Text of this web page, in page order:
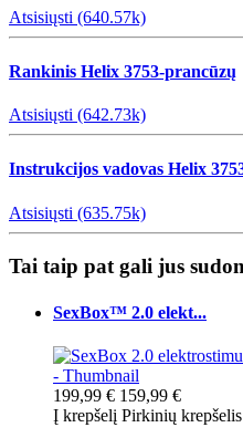
Atsisiųsti (640.57k)
Rankinis Helix 3753-prancūzų
Atsisiųsti (642.73k)
Instrukcijos vadovas Helix
Atsisiųsti (635.75k)
Tai taip pat gali jus
SexBox™ 2.0 elekt...
199,99 € 159,99 €
Į krepšelį Pirkinių krepšelis